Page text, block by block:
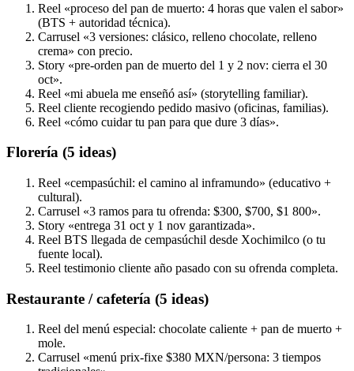
Reel «proceso del pan de muerto: 4 horas que valen el sabor»
(BTS + autoridad técnica).
Carrusel «3 versiones: clásico, relleno chocolate, relleno
crema» con precio.
Story «pre-orden pan de muerto del 1 y 2 nov: cierra el 30
oct».
Reel «mi abuela me enseñó así» (storytelling familiar).
Reel cliente recogiendo pedido masivo (oficinas, familias).
Reel «cómo cuidar tu pan para que dure 3 días».
Florería (5 ideas)
Reel «cempasúchil: el camino al inframundo» (educativo +
cultural).
Carrusel «3 ramos para tu ofrenda: $300, $700, $1 800».
Story «entrega 31 oct y 1 nov garantizada».
Reel BTS llegada de cempasúchil desde Xochimilco (o tu
fuente local).
Reel testimonio cliente año pasado con su ofrenda completa.
Restaurante / cafetería (5 ideas)
Reel del menú especial: chocolate caliente + pan de muerto +
mole.
Carrusel «menú prix-fixe $380 MXN/persona: 3 tiempos